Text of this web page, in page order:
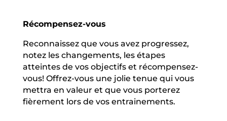
Récompensez-vous
Reconnaissez que vous avez progressez,
notez les changements, les étapes
atteintes de vos objectifs et récompensez-
vous! Offrez-vous une jolie tenue qui vous
mettra en valeur et que vous porterez
fièrement lors de vos entrainements.